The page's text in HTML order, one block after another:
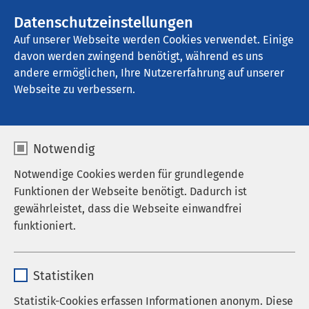
Datenschutzeinstellungen
Auf unserer Webseite werden Cookies verwendet. Einige
davon werden zwingend benötigt, während es uns
andere ermöglichen, Ihre Nutzererfahrung auf unserer
Webseite zu verbessern.
Notwendig
Notwendige Cookies werden für grundlegende
Funktionen der Webseite benötigt. Dadurch ist
gewährleistet, dass die Webseite einwandfrei
funktioniert.
Anbieter sgalinski
Statistiken
Statistik-Cookies erfassen Informationen anonym. Diese
AMEOS Ambulantes Klinikum Bremerhaven
Nachrichten
Datum von: Datum bis: